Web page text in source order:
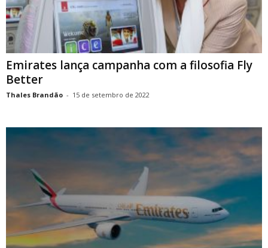
Emirates lança campanha com a filosofia Fly
Better
Thales Brandão - 15 de setembro de 2022